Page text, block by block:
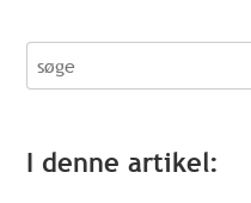
søge
I denne artikel: